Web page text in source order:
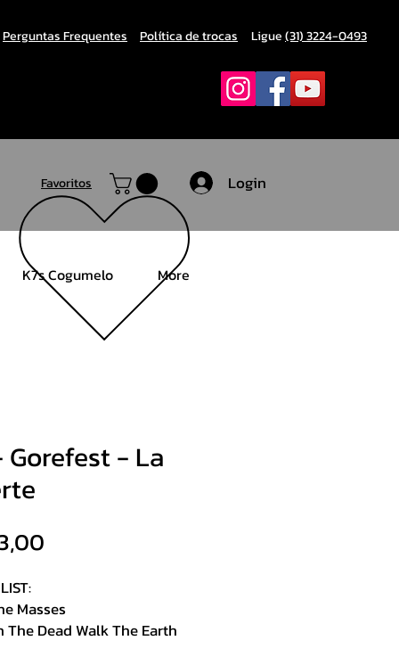
Perguntas Frequentes Política de trocas Ligue(31) 3224-0493
Favoritos Login
K7s Cogumelo More
Gorefest - La
Masses
The Dead Walk The Earth